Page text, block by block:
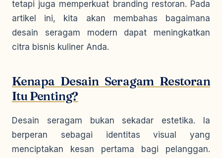
tetapi juga memperkuat branding restoran. Pada
artikel ini, kita akan membahas bagaimana
desain seragam modern dapat meningkatkan
citra bisnis kuliner Anda.
Kenapa Desain Seragam Restoran
Itu Penting?
Desain seragam bukan sekadar estetika. Ia
berperan sebagai identitas visual yang
menciptakan kesan pertama bagi pelanggan.